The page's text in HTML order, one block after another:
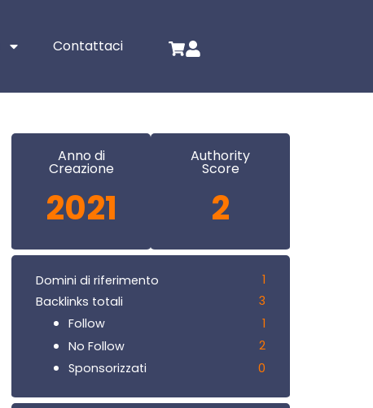
Contattaci
Anno di
Creazione
2021
Authority
Score
2
Domini di riferimento
1
Backlinks totali
3
Follow
1
No Follow
2
Sponsorizzati
0